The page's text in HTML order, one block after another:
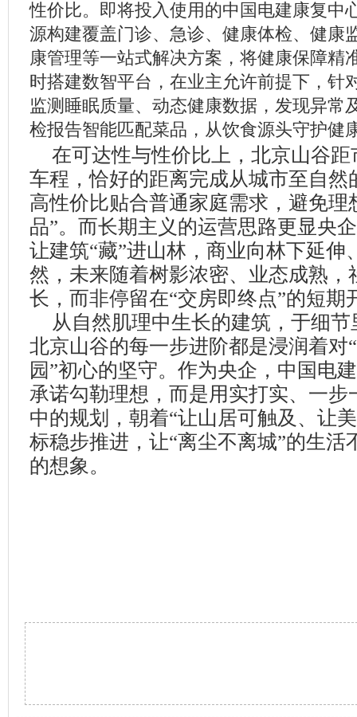
性价比。即将投入使用的中国电建康复中
源构建覆盖门诊、急诊、健康体检、健康
康管理等一站式解决方案，将健康保障精
时搭建数智平台，在业主允许前提下，针
监测睡眠质量、动态健康数据，发现异常
检报告智能匹配菜品，从饮食源头守护健
在可达性与性价比上，北京山谷距
车程，恰好的距离完成从城市至自然
高性价比贴合普通家庭需求，避免理
品”。而长期主义的运营思路更显央
让建筑“藏”进山林，商业向林下延伸
然，未来随着树影浓密、业态成熟，
长，而非停留在“交房即终点”的短期
从自然肌理中生长的建筑，于细
北京山谷的每一步进阶都是浸润着对“
园 ”初心的坚守。作为央企，中国电
承诺勾勒理想，而是用实打实、一步
中的规划，朝着“让山居可触及、让
标稳步推进，让“离尘不离城”的生活
的想象。